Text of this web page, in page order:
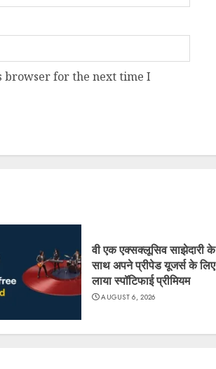
browser for the next time I
वी एक एक्सक्लूसिव साझेदारी के
साथ अपने प्रीपेड यूजर्स के लिए
लाया स्पॉटिफाई प्रीमियम
AUGUST 6, 2026